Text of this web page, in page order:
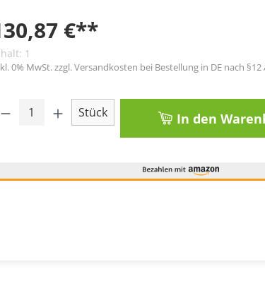
€**
1
0% MwSt. zzgl. Versandkosten bei Bestellung in DE nach §12
Produkt Anzahl: Gib den
Stück In den